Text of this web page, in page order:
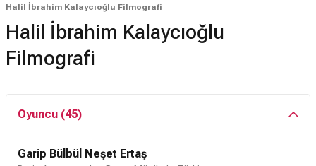
Halil İbrahim Kalaycıoğlu Filmografi
Halil İbrahim Kalaycıoğlu
Filmografi
Oyuncu (45)
Garip Bülbül Neşet Ertaş